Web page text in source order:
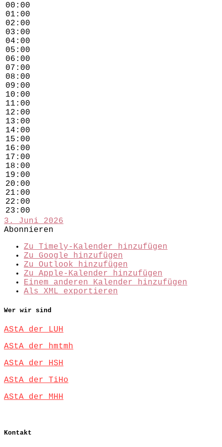
00:00
01:00
02:00
03:00
04:00
05:00
06:00
07:00
08:00
09:00
10:00
11:00
12:00
13:00
14:00
15:00
16:00
17:00
18:00
19:00
20:00
21:00
22:00
23:00
3. Juni 2026
Abonnieren
Zu Timely-Kalender hinzufügen
Zu Google hinzufügen
Zu Outlook hinzufügen
Zu Apple-Kalender hinzufügen
Einem anderen Kalender hinzufügen
Als XML exportieren
Wer wir sind
AStA der LUH
AStA der hmtmh
AStA der HSH
AStA der TiHo
AStA der MHH
Kontakt